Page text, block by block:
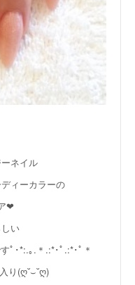
ネイル
ィーカラーの
❤︎
い
ﾟ･*:.｡.＊.:*･ﾟ.:*･ﾟ＊
り(ღ˘⌣˘ღ)